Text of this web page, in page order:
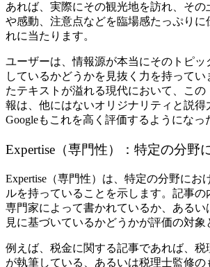
あれば、実際にその観光地を訪れ、その
や感動、注意点などを臨場感たっぷりに
れに当たります。
ユーザーは、情報源が本当にそのトピッ
しているかどうかを見抜く力を持って
たテキストが溢れる現代において、こ
報は、他にはないオリジナリティと説得
Googleもこれを高く評価するようになっ
Expertise（専門性）：特定の分野
Expertise（専門性）は、特定の分野にお
ルを持っていることを示します。記事
専門家によって書かれているか、あるい
見に基づいているかどうかが評価の対象
例えば、税金に関する記事であれば、税
が執筆している、あるいは税理士監修の